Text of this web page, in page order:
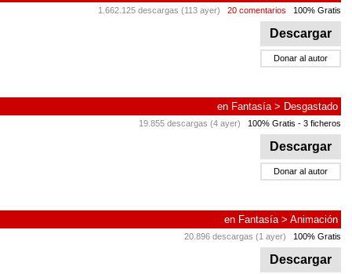
1.662.125 descargas (113 ayer) 20 comentarios 100% Gratis
Descargar
Donar al autor
en Fantasía> Desgastado
19.855 descargas (4 ayer) 100% Gratis - 3 ficheros
Descargar
Donar al autor
en Fantasía> Animación
20.896 descargas (1 ayer) 100% Gratis
Descargar